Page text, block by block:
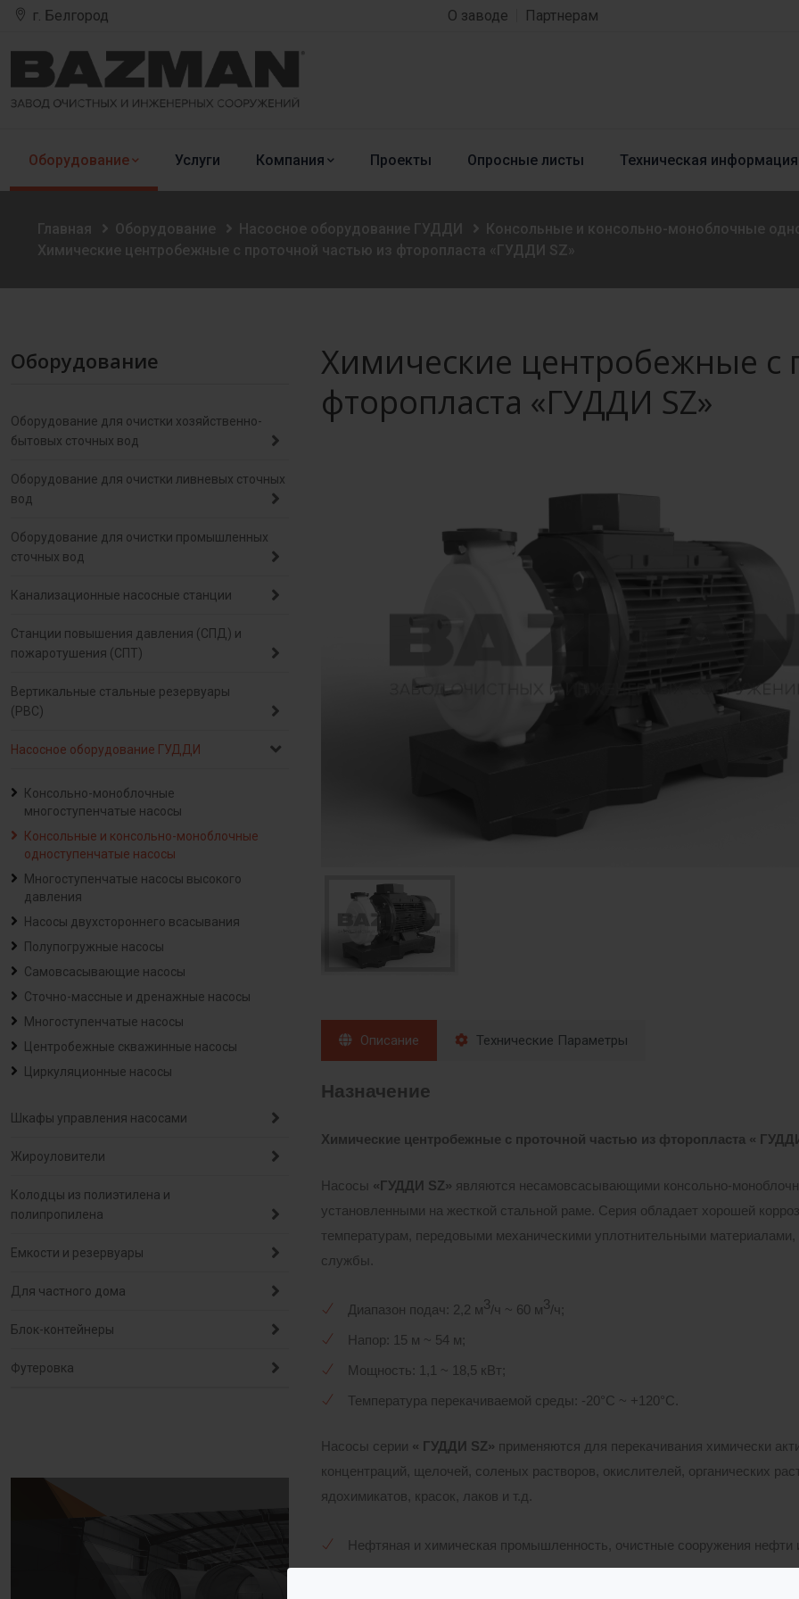
г. Белгород О заводе Партнерам
Оборудование Услуги Компания Проекты Опросные листы Техническая информация
Главная Оборудование Насосное оборудование ГУДДИ
Консольные и консольно-моноблочные
Химические центробежные с проточной частью из фторопласта «ГУДДИ SZ»
Оборудование
Оборудование для очистки хозяйственно-
бытовых сточных вод
Оборудование для очистки ливневых сточных
вод
Оборудование для очистки промышленных
сточных вод
Канализационные насосные станции
Станции повышения давления (СПД) и
пожаротушения (СПТ)
Вертикальные стальные резервуары
(РВС)
Насосное оборудование ГУДДИ
Консольно-моноблочные
многоступенчатые насосы
Консольные и консольно-моноблочные
одноступенчатые насосы
Многоступенчатые насосы высокого
давления
Насосы двухстороннего всасывания
Полупогружные насосы
Самовсасывающие насосы
Сточно-массные и дренажные насосы
Многоступенчатые насосы
Центробежные скважинные насосы
Циркуляционные насосы
Шкафы управления насосами
Жироуловители
Колодцы из полиэтилена и
полипропилена
Емкости и резервуары
Для частного дома
Блок-контейнеры
Футеровка
Химические центробежные с
фторопласта «ГУДДИ SZ»
Описание Технические Параметры
Назначение
Химические центробежные с проточной частью из фторопласта «
Насосы «ГУДДИ SZ» являются несамовсасывающими консольно-
установленными на жесткой стальной раме. Серия обладает хорошей
температурам, передовыми механическими уплотнительными
службы.
Диапазон подач: 2,2 м3/ч ~ 60 м3/ч;
Напор: 15 м ~ 54 м;
Мощность: 1,1 ~ 18,5 кВт;
Температура перекачиваемой среды: -20°С ~ +120°С.
Насосы серии « ГУДДИ SZ» применяются для перекачивания химически
концентраций, щелочей, соленых растворов, окислителей, органических
ядохимикатов, красок, лаков и т.д.
Нефтяная и химическая промышленность, очистные сооружения нефти